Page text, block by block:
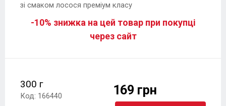
зі смаком лосося преміум класу
-10% знижка на цей товар при покупці
через сайт
300 г
Код: 166440 169 грн